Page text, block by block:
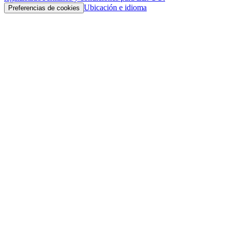
Preferencias de cookies Ubicación e idioma